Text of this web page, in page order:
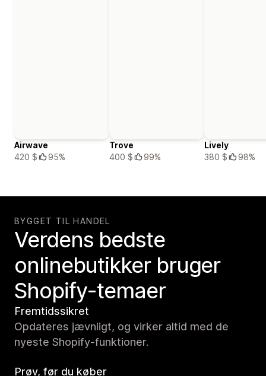
Airwave
420 $
95%
Trove
400 $
99%
Lively
380 $
98%
BYGGET TIL HANDEL
Verdens bedste
onlinebutikker bruger
Shopify-temaer
Fremtidssikret
Opdateres jævnligt, og virker altid med de
nyeste Shopify-funktioner.
Prøv, før du køber